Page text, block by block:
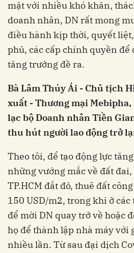
mặt với nhiều khó khăn,
doanh nhân, DN rất mong
điều hành kịp thời, quyết
phủ, các cấp chính quyền để
tăng trưởng đề ra.
Bà Lâm Thúy Ái - Chủ tịch
xuất - Thương mại
lạc bộ Doanh nhân Tiền
thu hút người lao động trở
Theo tôi, để tạo động lực
những vướng mắc về đất
TP.HCM đắt đỏ, thuê đất
150 USD/m2, trong khi ở
để mời DN quay trở về hoặc
họ để thành lập nhà máy với
nhiều lần. Từ sau đại dịch